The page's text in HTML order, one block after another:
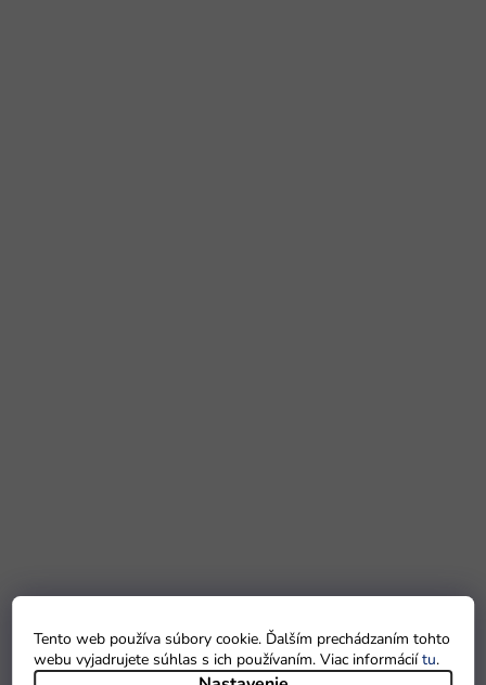
Tento web používa súbory cookie. Ďalším prechádzaním tohto
webu vyjadrujete súhlas s ich používaním. Viac informáciítu.